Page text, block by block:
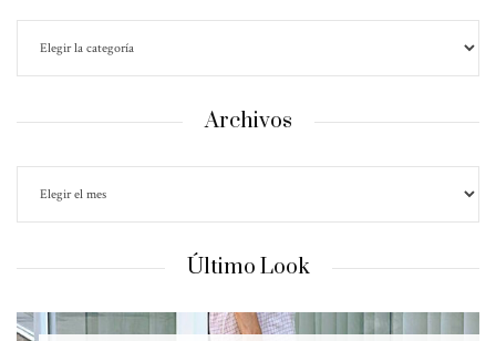
Archivos
Último Look